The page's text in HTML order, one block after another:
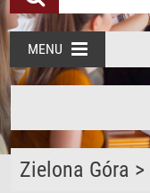
MENU
Zielona Góra >